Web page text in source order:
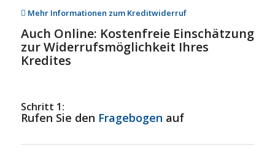
Mehr Informationen zum Kreditwiderruf
Auch Online: Kostenfreie Einschätzung
zur Widerrufsmöglichkeit Ihres
Kredites
Schritt 1:
Rufen Sie den Fragebogen auf